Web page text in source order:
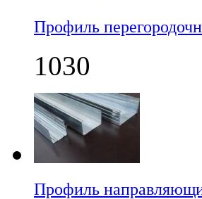
Профиль
1030
Профиль